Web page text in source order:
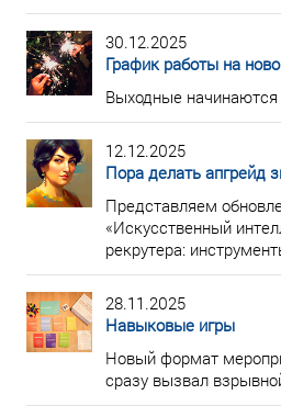
30.12.2025
График работы на
Выходные начинаются
12.12.2025
Пора делать апгрейд
Представляем
«Искусственный
рекрутера:
28.11.2025
Навыковые игры
Новый формат
сразу вызвал